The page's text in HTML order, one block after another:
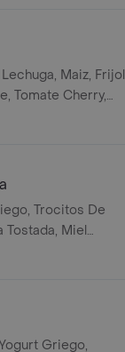
Maiz, Frijol
Tomate Cherry,
Brocoli Con
Trocitos De
Tostada, Miel
Y Cilantro
Griego,